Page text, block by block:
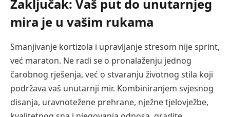
Zaključak: Vaš put do unutarnjeg
mira je u vašim rukama
Smanjivanje kortizola i upravljanje stresom nije sprint,
već maraton. Ne radi se o pronalaženju jednog
čarobnog rješenja, već o stvaranju životnog stila koji
podržava vaš unutarnji mir. Kombiniranjem svjesnog
disanja, uravnotežene prehrane, nježne tjelovježbe,